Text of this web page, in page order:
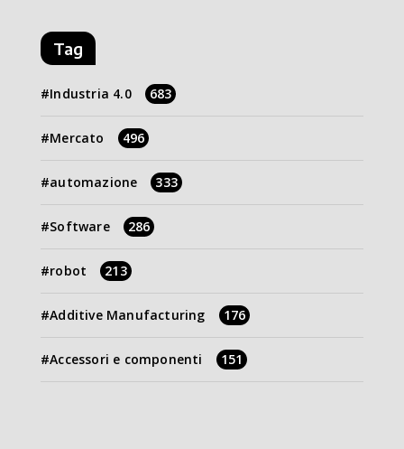
Tag
Industria 4.0 683
Mercato 496
automazione 333
Software 286
robot 213
Additive Manufacturing 176
Accessori e componenti 151